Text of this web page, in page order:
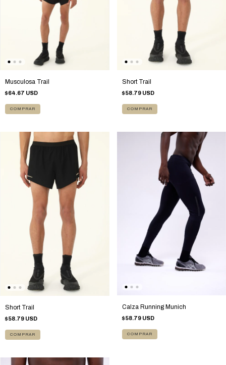
Musculosa Trail
$64.67 USD
COMPRAR
Short Trail
$58.79 USD
COMPRAR
Short Trail
$58.79 USD
COMPRAR
Calza Running Munich
$58.79 USD
COMPRAR